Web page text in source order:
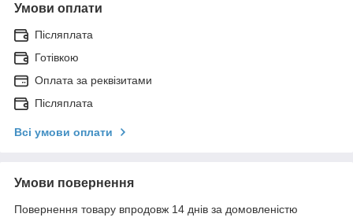
Умови оплати
Післяплата
Готівкою
Оплата за реквізитами
Післяплата
Всі умови оплати
Умови повернення
Повернення товару впродовж 14 днів за домовленістю